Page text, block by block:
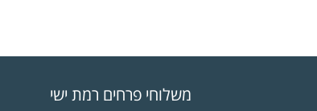
משלוחי פרחים רמת ישי